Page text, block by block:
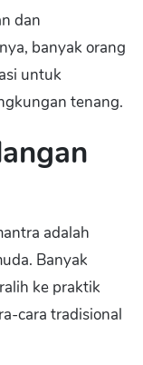
dan
banyak orang
untuk
tenang.
adalah
Banyak
ke praktik
cara tradisional